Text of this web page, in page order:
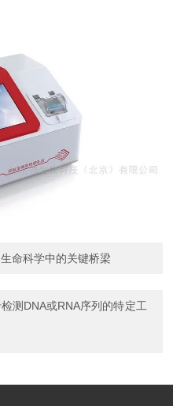
命科学中的关键桥梁
测DNA或RNA序列的特定工